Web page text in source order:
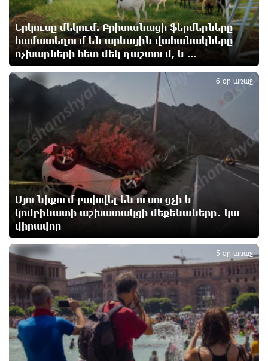
Սիցիլիայի օդանավակայանը փակվել է Էթնա
հրաբխի ժայթքման պատճառով
18 ժամ առաջ
Հետվճարի փոխարեն՝ արժանապատիվ և ֆիքսված
թոշակ․ ինչու է գործող համակարգը սոցիալական
անարդարության խնդիր ստեղծում. Հրայր
Կամենդատյան
18 ժամ առաջ
Երևանի Կենտրոնում փոշու պարունակությունը
գրեթե ամբողջ շաբաթ գերազանցել է թույլատրելի
սահմանը
Իրանը պատրաստ է բացել Հորմուզի նեղուցը, եթե
ԱՄՆ-ն ընդունի հանրապետության պայմանները
Երևանում անցկացվել է հաշմանդամություն
ունեցող անձանց միջազգային մարզական
փառատոն
19 ժամ առաջ
Դմիտրի Մեդվեդև. Արևմուտքի
Երկուսը մեկում. Բրիտանացի ֆերմերները
համատեղում են արևային վահանակները
ոչխարների հետ մեկ դաշտում, և ...
Սյունիքում բախվել են ուսուցչի և
կոմբինատի աշխատակցի մեքենաները․ կա
վիրավոր
6 օր առաջ
4
5 օր առաջ
5